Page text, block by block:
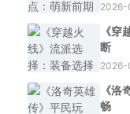
2026-
《
断
2026-
《
畅